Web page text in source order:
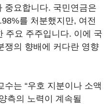
중요합니다. 국민연금은
를 처분했지만, 여전
주요 주주입니다. 이에 국
쟁의 향배에 커다란 영향
수는 “우호 지분이나 소액
측의 노력이 계속될